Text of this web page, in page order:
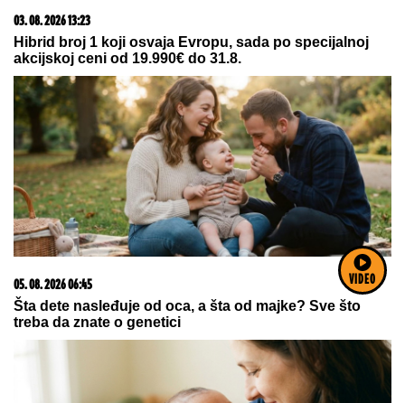
VIDEO
03. 08. 2026 07:31
25.000 kupaca već kupuje uz PerSu Extra. A ti? Saznaj
više
Komfor po meri klijenata: nova linija paketa ALTA